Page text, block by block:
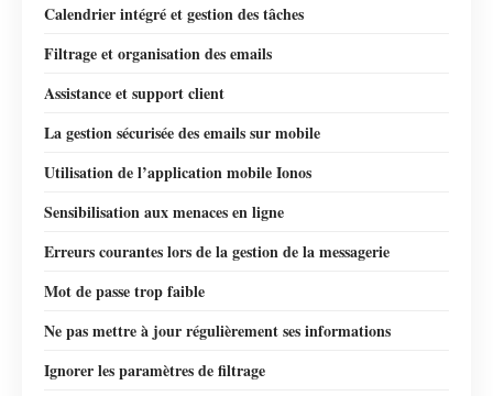
Calendrier intégré et gestion des tâches
Filtrage et organisation des emails
Assistance et support client
La gestion sécurisée des emails sur mobile
Utilisation de l’application mobile Ionos
Sensibilisation aux menaces en ligne
Erreurs courantes lors de la gestion de la messagerie
Mot de passe trop faible
Ne pas mettre à jour régulièrement ses informations
Ignorer les paramètres de filtrage